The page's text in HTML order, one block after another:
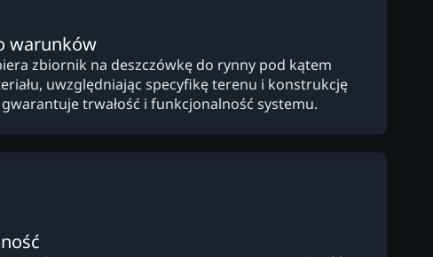
warunków
zbiornik na deszczówkę do rynny pod kątem
uwzględniając specyfikę terenu i konstrukcję
trwałość i funkcjonalność systemu.